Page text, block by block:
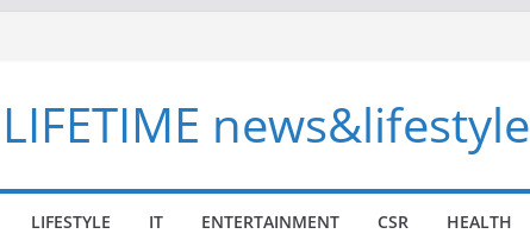
LIFETIME news&lifestyle
LIFESTYLE IT ENTERTAINMENT CSR HEALTH